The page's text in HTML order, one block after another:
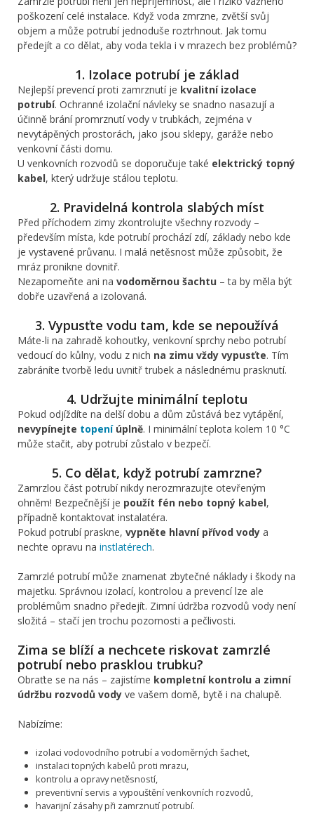
poškození celé instalace. Když voda zmrzne, zvětší svůj
objem a může potrubí jednoduše roztrhnout. Jak tomu
předejít a co dělat, aby voda tekla i v mrazech bez problémů?
1. Izolace potrubí je základ
Nejlepší prevencí proti zamrznutí je kvalitní izolace
potrubí. Ochranné izolační návleky se snadno nasazují a
účinně brání promrznutí vody v trubkách, zejména v
nevytápěných prostorách, jako jsou sklepy, garáže nebo
venkovní části domu.
U venkovních rozvodů se doporučuje také elektrický topný
kabel, který udržuje stálou teplotu.
2. Pravidelná kontrola slabých míst
Před příchodem zimy zkontrolujte všechny rozvody –
především místa, kde potrubí prochází zdí, základy nebo kde
je vystavené průvanu. I malá netěsnost může způsobit, že
mráz pronikne dovnitř.
Nezapomeňte ani na vodoměrnou šachtu – ta by měla být
dobře uzavřená a izolovaná.
3. Vypusťte vodu tam, kde se nepoužívá
Máte-li na zahradě kohoutky, venkovní sprchy nebo potrubí
vedoucí do kůlny, vodu z nich na zimu vždy vypusťte. Tím
zabráníte tvorbě ledu uvnitř trubek a následnému prasknutí.
4. Udržujte minimální teplotu
Pokud odjíždíte na delší dobu a dům zůstává bez vytápění,
nevypínejte topeníúplně. I minimální teplota kolem 10 °C
může stačit, aby potrubí zůstalo v bezpečí.
5. Co dělat, když potrubí zamrzne?
Zamrzlou část potrubí nikdy nerozmrazujte otevřeným
ohněm! Bezpečnější je použít fén nebo topný kabel,
případně kontaktovat instalatéra.
Pokud potrubí praskne, vypněte hlavní přívod vody a
nechte opravu na instlatérech.
Zamrzlé potrubí může znamenat zbytečné náklady i škody na
majetku. Správnou izolací, kontrolou a prevencí lze ale
problémům snadno předejít. Zimní údržba rozvodů vody není
složitá – stačí jen trochu pozornosti a pečlivosti.
Zima se blíží a nechcete riskovat zamrzlé
potrubí nebo prasklou trubku?
Obraťte se na nás – zajistíme kompletní kontrolu a zimní
údržbu rozvodů vody ve vašem domě, bytě i na chalupě.
Nabízíme:
izolaci vodovodního potrubí a vodoměrných šachet,
instalaci topných kabelů proti mrazu,
kontrolu a opravy netěsností,
preventivní servis a vypouštění venkovních rozvodů,
havarijní zásahy při zamrznutí potrubí.